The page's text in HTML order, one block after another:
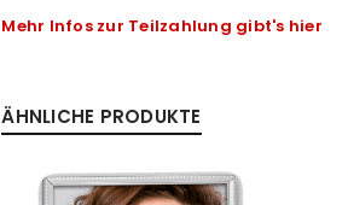
Mehr Infos zur Teilzahlung gibt's hier
ÄHNLICHE PRODUKTE